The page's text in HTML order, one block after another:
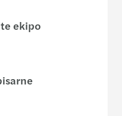
ekipo